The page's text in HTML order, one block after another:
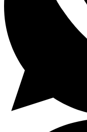
Lavaplatos